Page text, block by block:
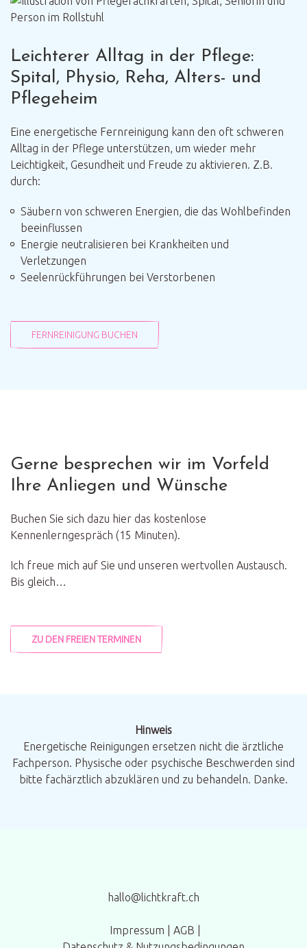
Leichterer Alltag in der Pflege:
Spital, Physio, Reha, Alters- und
Pflegeheim
Eine energetische Fernreinigung kann den oft schweren
Alltag in der Pflege unterstützen, um wieder mehr
Leichtigkeit, Gesundheit und Freude zu aktivieren. Z.B.
durch:
Säubern von schweren Energien, die das Wohlbefinden
beeinflussen
Energie neutralisieren bei Krankheiten und
Verletzungen
Seelenrückführungen bei Verstorbenen
FERNREINIGUNG BUCHEN
Gerne besprechen wir im Vorfeld
Ihre Anliegen und Wünsche
Buchen Sie sich dazu hier das kostenlose
Kennenlerngespräch (15 Minuten).
Ich freue mich auf Sie und unseren wertvollen Austausch.
Bis gleich…
ZU DEN FREIEN TERMINEN
Hinweis
Energetische Reinigungen ersetzen nicht die ärztliche
Fachperson. Physische oder psychische Beschwerden sind
bitte fachärztlich abzuklären und zu behandeln. Danke.
hallo@lichtkraft.ch
Impressum AGB